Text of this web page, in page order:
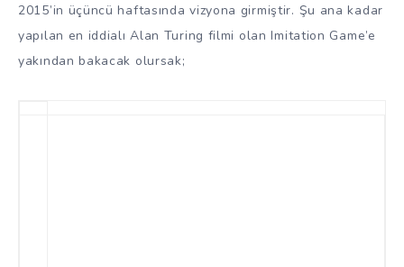
2015’in üçüncü haftasında vizyona girmiştir. Şu ana kadar
yapılan en iddialı Alan Turing filmi olan Imitation Game’e
yakından bakacak olursak;